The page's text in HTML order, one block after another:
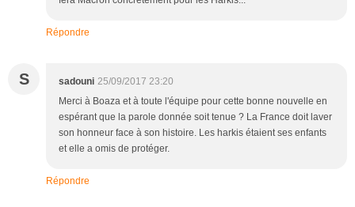
Répondre
S sadouni 25/09/2017 23:20
Merci à Boaza et à toute l'équipe pour cette bonne nouvelle en
espérant que la parole donnée soit tenue ? La France doit laver
son honneur face à son histoire. Les harkis étaient ses enfants
et elle a omis de protéger.
Répondre